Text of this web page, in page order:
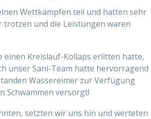
Wettkämpfen teil und hatten sehr
und die Leistungen waren
einen Kreislauf-Kollaps erlitten hatte,
unser Sani-Team hatte hervorragend
Wassereimer zur Verfügung
Schwämmen versorgt!
setzten wir uns hin und werteten